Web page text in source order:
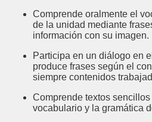
Comprende oralmente el
de la unidad mediante
información con su imagen.
Participa en un diálogo en
produce frases según el
siempre contenidos
Comprende textos
vocabulario y la gramática